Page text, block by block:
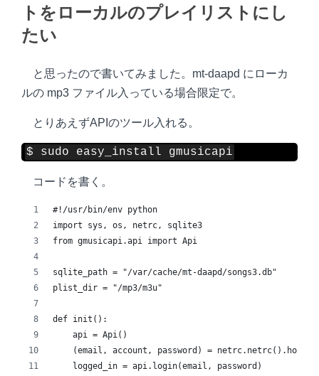
トをローカルのプレイリストにし
たい
と思ったので書いてみました。mt-daapd にローカ
ルの mp3 ファイル入っている場合限定で。
とりあえずAPIのツール入れる。
$ sudo easy_install gmusicapi
コードを書く。
#!/usr/bin/env python
import sys, os, netrc, sqlite3
from gmusicapi.api import Api
sqlite_path = "/var/cache/mt-daapd/songs3.db"
plist_dir = "/mp3/m3u"
def init():
    api = Api()
(email, account, password) =
    logged_in = api.login(email, password)